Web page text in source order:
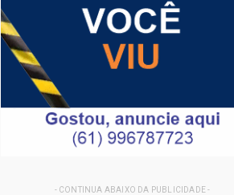
- CONTINUA ABAIXO DA PUBLICIDADE -